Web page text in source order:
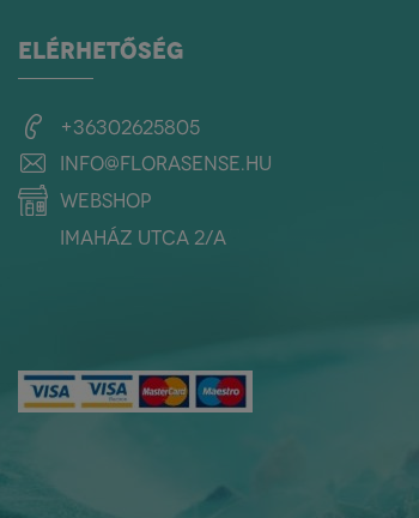
ELÉRHETŐSÉG
+36302625805
info@florasense.hu
webshop
Imaház utca 2/a